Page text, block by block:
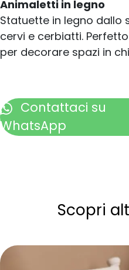
Animaletti in legno
Statuette in legno dallo
cervi e cerbiatti.
per decorare spazi in
Contattaci su
WhatsApp
Scopri